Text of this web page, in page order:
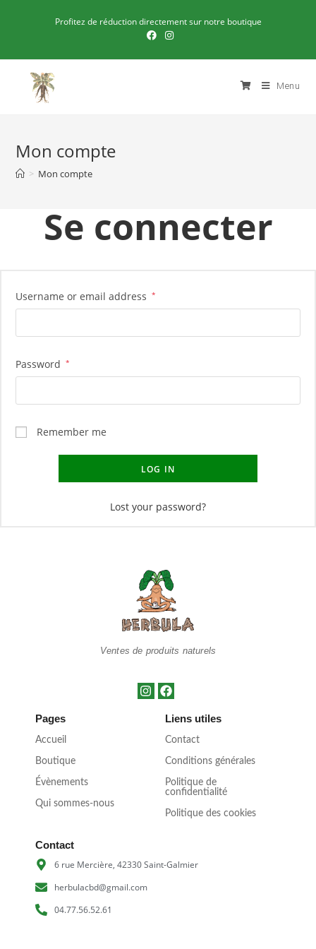
Profitez de réduction directement sur notre boutique
Menu
Mon compte
> Mon compte
Se connecter
Username or email address *
Password *
Remember me
LOG IN
Lost your password?
Ventes de produits naturels
Pages
Accueil
Boutique
Évènements
Qui sommes-nous
Liens utiles
Contact
Conditions générales
Politique de
confidentialité
Politique des cookies
Contact
6 rue Mercière, 42330 Saint-Galmier
herbulacbd@gmail.com
04.77.56.52.61